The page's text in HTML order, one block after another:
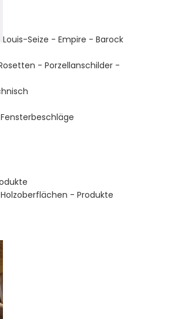
Louis-Seize - Empire - Barock
- Porzellanschilder -
- Produkte